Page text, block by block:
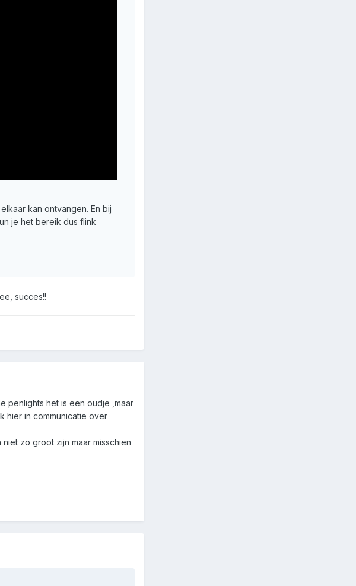
kan ontvangen. En bij
je het bereik dus flink
succes!!
penlights het is een oudje ,maar
hier in communicatie over
zo groot zijn maar misschien